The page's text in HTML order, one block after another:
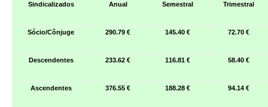
Sindicalizados Anual Semestral Trimestral
Sócio/Cônjuge 290.79 € 145.40 € 72.70 €
Descendentes 233.62 € 116.81 € 58.40 €
Ascendentes 376.55 € 188.28 € 94.14 €